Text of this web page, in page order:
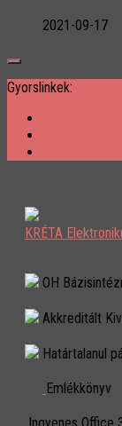
2021-09-17
Gyorslinkek:
KRÉTA
OH
Akkreditált
Határtalanul
Emlékkönyv
Ingyenes Office